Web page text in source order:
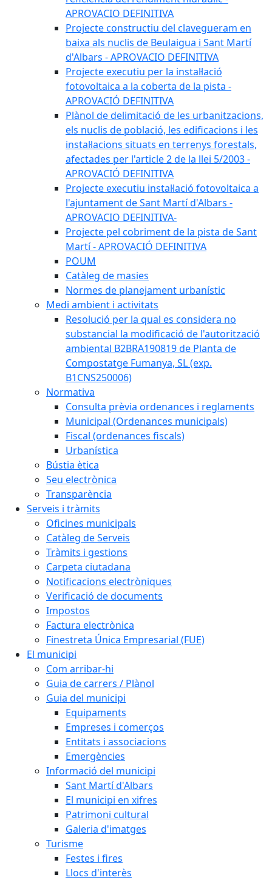
APROVACIO DEFINITIVA
Projecte constructiu del clavegueram en
baixa als nuclis de Beulaigua i Sant Martí
d'Albars - APROVACIO DEFINITIVA
Projecte executiu per la instal·lació
fotovoltaica a la coberta de la pista -
APROVACIÓ DEFINITIVA
Plànol de delimitació de les urbanitzacions,
els nuclis de població, les edificacions i les
instal·lacions situats en terrenys forestals,
afectades per l'article 2 de la llei 5/2003 -
APROVACIÓ DEFINITIVA
Projecte executiu instal·lació fotovoltaica a
l'ajuntament de Sant Martí d'Albars -
APROVACIO DEFINITIVA-
Projecte pel cobriment de la pista de Sant
Martí - APROVACIÓ DEFINITIVA
POUM
Catàleg de masies
Normes de planejament urbanístic
Medi ambient i activitats
Resolució per la qual es considera no
substancial la modificació de l'autorització
ambiental B2BRA190819 de Planta de
Compostatge Fumanya, SL (exp.
B1CNS250006)
Normativa
Consulta prèvia ordenances i reglaments
Municipal (Ordenances municipals)
Fiscal (ordenances fiscals)
Urbanística
Bústia ètica
Seu electrònica
Transparència
Serveis i tràmits
Oficines municipals
Catàleg de Serveis
Tràmits i gestions
Carpeta ciutadana
Notificacions electròniques
Verificació de documents
Impostos
Factura electrònica
Finestreta Única Empresarial (FUE)
El municipi
Com arribar-hi
Guia de carrers / Plànol
Guia del municipi
Equipaments
Empreses i comerços
Entitats i associacions
Emergències
Informació del municipi
Sant Martí d'Albars
El municipi en xifres
Patrimoni cultural
Galeria d'imatges
Turisme
Festes i fires
Llocs d'interès